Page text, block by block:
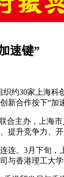
速键”
约30家上海
新合作按下“加速
合主办，上海
提升竞争力、开
连。3月下旬
香港理工大